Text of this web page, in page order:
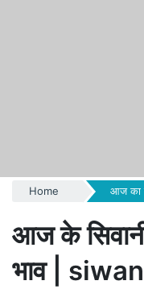
Home आज का
आज के
भाव |